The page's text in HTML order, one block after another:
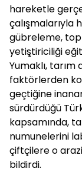
hareketle
çalışmalarıyla
gübreleme,
yetiştiriciliği
Yumaklı,
faktörlerden
geçtiğine
sürdürdüğü
kapsamında,
numunelerini
çiftçilere o
bildirdi.